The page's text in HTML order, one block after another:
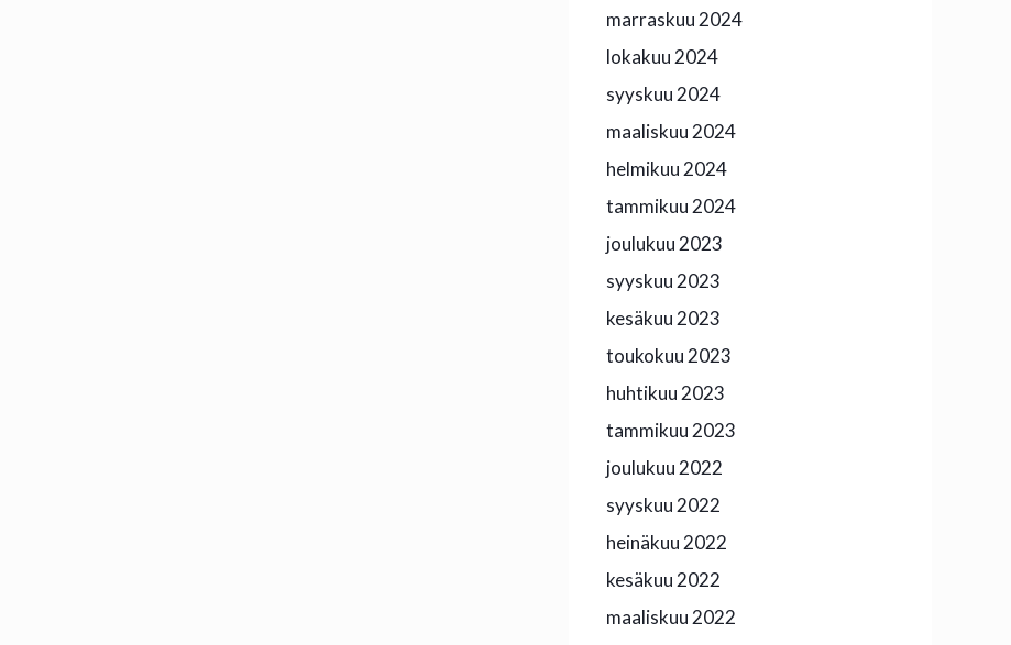
marraskuu 2024
lokakuu 2024
syyskuu 2024
maaliskuu 2024
helmikuu 2024
tammikuu 2024
joulukuu 2023
syyskuu 2023
kesäkuu 2023
toukokuu 2023
huhtikuu 2023
tammikuu 2023
joulukuu 2022
syyskuu 2022
heinäkuu 2022
kesäkuu 2022
maaliskuu 2022